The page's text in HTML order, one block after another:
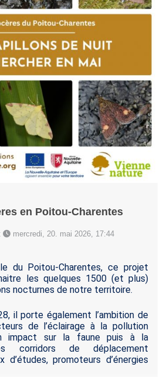
en Poitou-Charentes
mercredi, 20. mai 2026, 17:44
du Poitou-Charentes, ce projet
les quelques 1500 (et plus)
nocturnes de notre territoire.
il porte également l’ambition de
de l’éclairage à la pollution
impact sur la faune puis à la
corridors de déplacement
d’études, promoteurs d’énergies